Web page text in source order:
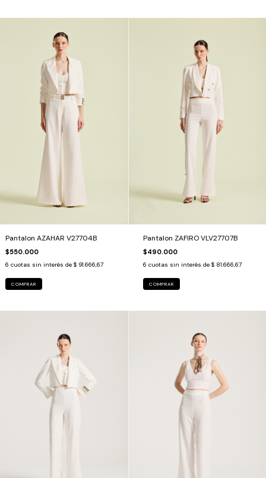
Pantalon AZAHAR V27704B
$550.000
6 cuotas sin interés de $ 91.666,67
COMPRAR
Pantalon ZAFIRO VLV27707B
$490.000
6 cuotas sin interés de $ 81.666,67
COMPRAR